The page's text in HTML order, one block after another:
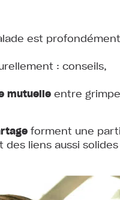
est profondément
: conseils,
mutuelle entre
forment une
liens aussi